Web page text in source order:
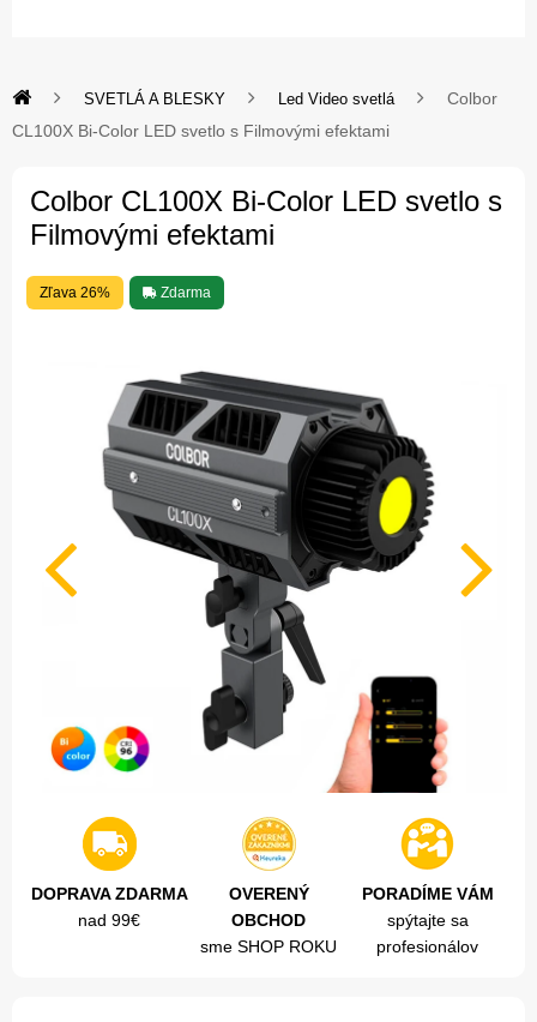
SVETLÁ A BLESKY Led Video svetlá
Colbor
CL100X Bi-Color LED svetlo s Filmovými efektami
Colbor CL100X Bi-Color LED svetlo s
Filmovými efektami
Zľava 26% Zdarma
DOPRAVA ZDARMA
nad 99€
OVERENÝ
OBCHOD
sme SHOP ROKU
PORADÍME VÁM
spýtajte sa
profesionálov